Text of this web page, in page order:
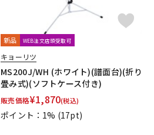
新品 WEB注文店頭受取可
キョーリツ
MS200J/WH (ホワイト)(譜面台)(折り
畳み式)(ソフトケース付き)
販売価格¥1,870(税込)
ポイント：1% (17pt)